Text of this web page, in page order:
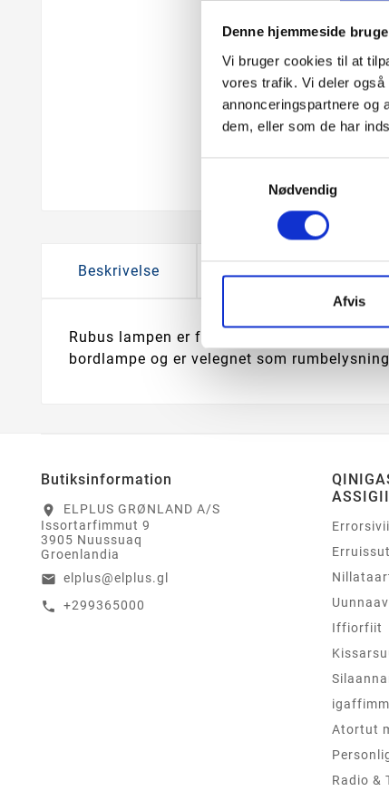
Denne hjemmeside
Vi bruger cookies til at
vores trafik. Vi deler
annonceringspartnere og
dem, eller som de har
Nødvendig
Afvis
Beskrivelse
Rubus lampen er fra Lysmesteren eget
bordlampe og er velegnet som rumbelysning
Butiksinformation
location_on
ELPLUS GRØNLAND A/S
Issortarfimmut 9
3905 Nuussuaq
Groenlandia
email elplus@elplus.gl
call +299365000
Erruissut
Iffiorfiit
Atortut
Radio &